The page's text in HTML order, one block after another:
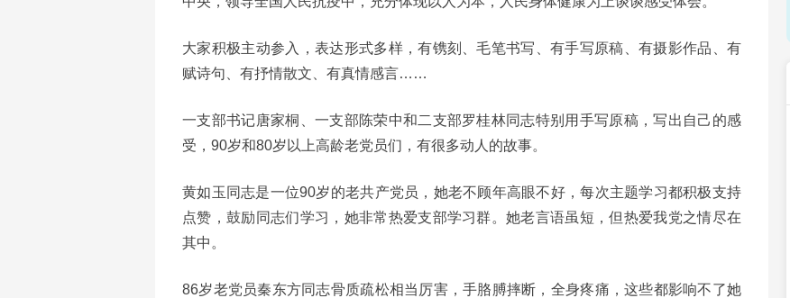
大家积极主动参入，表达形式多样，有镌刻、毛笔书写、有手写原稿、有摄影作品、有
赋诗句、有抒情散文、有真情感言……
一支部书记唐家桐、一支部陈荣中和二支部罗桂林同志特别用手写原稿，写出自己的感
受，90岁和80岁以上高龄老党员们，有很多动人的故事。
黄如玉同志是一位90岁的老共产党员，她老不顾年高眼不好，每次主题学习都积极支持
点赞，鼓励同志们学习，她非常热爱支部学习群。她老言语虽短，但热爱我党之情尽在
其中。
86岁老党员秦东方同志骨质疏松相当厉害，手胳膊摔断，全身疼痛，这些都影响不了她